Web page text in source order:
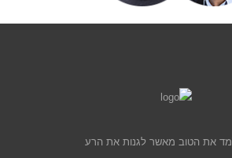
את הטוב מאשר לגנות את הרע